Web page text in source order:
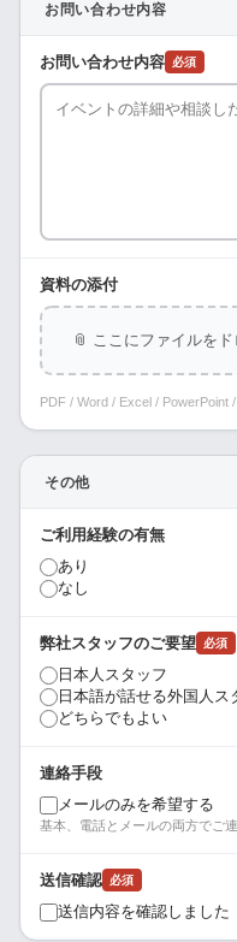
お問い合わせ内容
お問い合わせ内容 必須
資料の添付
📎 ここにファイルを
PDF / Word / Excel / PowerPoint
その他
ご利用経験の有無
あり
なし
弊社スタッフのご要望 必須
日本人スタッフ
日本語が話せる外国人ス
どちらでもよい
連絡手段
メールのみを希望する
基本、電話とメールの両方でご
送信確認 必須
送信内容を確認しました